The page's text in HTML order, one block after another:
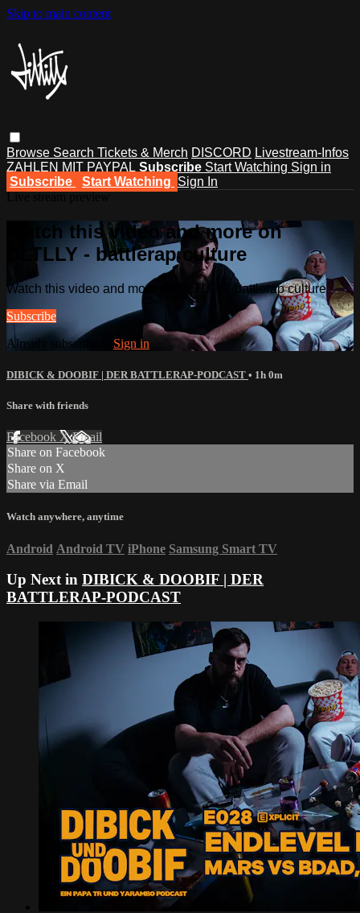
Skip to main content
Browse Search Tickets & Merch DISCORD Livestream-Infos
ZAHLEN MIT PAYPAL Subscribe Start Watching Sign in
Subscribe
Start Watching Sign In
Watch this video and more on
DLTLLY - battlerap culture
Watch this video and more on DLTLLY - battlerap culture
Subscribe
Already subscribed? Sign in
DIBICK & DOOBIF | DER BATTLERAP-PODCAST • 1h 0m
Share with friends
Facebook XEmail
Share on Facebook
Share on X
Share via Email
Watch anywhere, anytime
Android Android TV iPhone Samsung Smart TV
Up Next in DIBICK & DOOBIF | DER
BATTLERAP-PODCAST